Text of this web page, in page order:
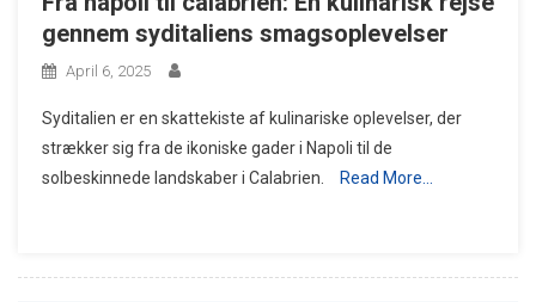
gennem syditaliens smagsoplevelser
April 6, 2025
Syditalien er en skattekiste af kulinariske oplevelser, der
strækker sig fra de ikoniske gader i Napoli til de
solbeskinnede landskaber i Calabrien.
Read More…